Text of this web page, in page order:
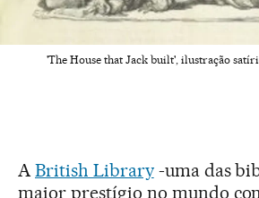
'The House that Jack built', ilustração
ABritish Library-uma das
maior prestígio no mundo